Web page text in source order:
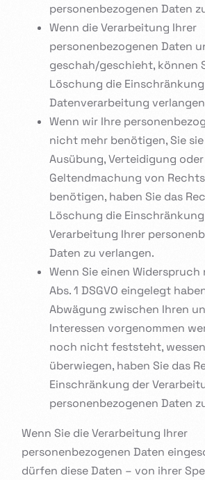
personenbezogenen Daten
Wenn die Verarbeitung Ihrer
personenbezogenen Daten
geschah/geschieht, können
Löschung die
Datenverarbeitung
Wenn wir Ihre
nicht mehr benötigen, Sie
Ausübung, Verteidigung oder
Geltendmachung von
benötigen, haben Sie das
Löschung die
Verarbeitung Ihrer
Daten zu verlangen.
Wenn Sie einen Widerspruch
Abs. 1 DSGVO eingelegt
Abwägung zwischen Ihren
Interessen vorgenommen
noch nicht feststeht,
überwiegen, haben Sie das
Einschränkung der
personenbezogenen Daten
Wenn Sie die Verarbeitung Ihrer
personenbezogenen Daten
dürfen diese Daten – von ihrer